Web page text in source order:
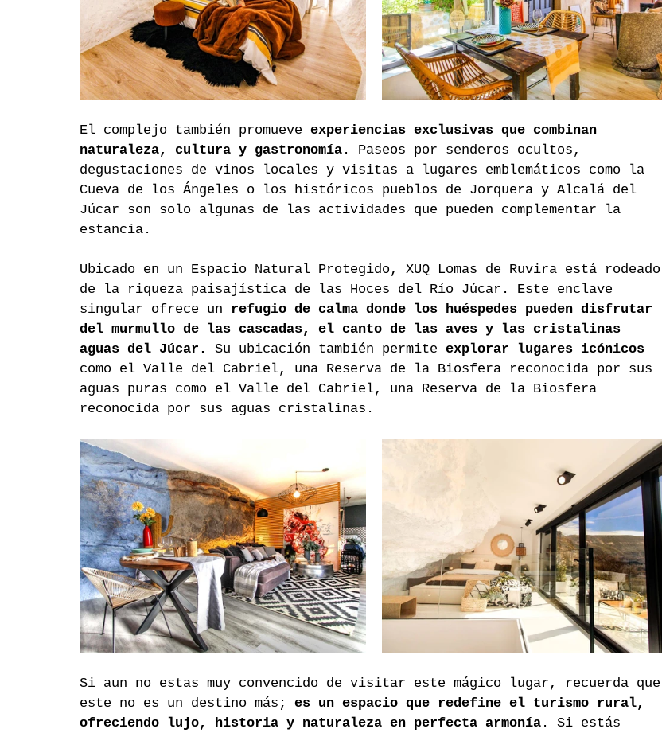
El complejo también promueve experiencias exclusivas que combinan
naturaleza, cultura y gastronomía . Paseos por senderos ocultos,
degustaciones de vinos locales y visitas a lugares emblemáticos como la
Cueva de los Ángeles o los históricos pueblos de Jorquera y Alcalá del
Júcar son solo algunas de las actividades que pueden complementar la
estancia.
Ubicado en un Espacio Natural Protegido, XUQ Lomas de Ruvira está rodeado
de la riqueza paisajística de las Hoces del Río Júcar. Este enclave
singular ofrece un refugio de calma donde los huéspedes pueden disfrutar
del murmullo de las cascadas, el canto de las aves y las cristalinas
aguas del Júcar.
Su ubicación también permite explorar lugares icónicos
como el Valle del Cabriel, una Reserva de la Biosfera reconocida por sus
aguas puras como el Valle del Cabriel, una Reserva de la Biosfera
reconocida por sus aguas cristalinas.
Si aun no estas muy convencido de visitar este mágico lugar,
recuerda que
este
no es un destino más; es un espacio que redefine el turismo rural,
ofreciendo lujo, historia y naturaleza en perfecta armonía . Si estás